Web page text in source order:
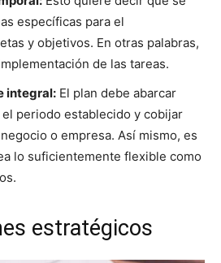
específicas para el
y objetivos. En otras palabras,
de las tareas.
integral: El plan debe abarcar
periodo establecido y cobijar
o empresa. Así mismo, es
lo suficientemente flexible como
estratégicos